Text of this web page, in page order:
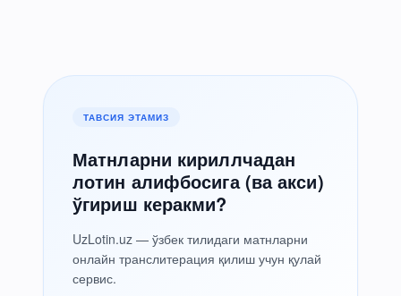
ТАВСИЯ ЭТАМИЗ
Матнларни кириллчадан
лотин алифбосига (ва акси)
ўгириш керакми?
UzLotin.uz — ўзбек тилидаги матнларни
онлайн транслитерация қилиш учун қулай
сервис.